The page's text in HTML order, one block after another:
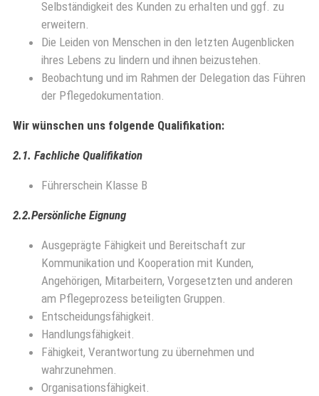
Selbständigkeit des Kunden zu erhalten und ggf. zu
erweitern.
Die Leiden von Menschen in den letzten Augenblicken
ihres Lebens zu lindern und ihnen beizustehen.
Beobachtung und im Rahmen der Delegation das Führen
der Pflegedokumentation.
Wir wünschen uns folgende Qualifikation:
2.1. Fachliche Qualifikation
Führerschein Klasse B
2.2.Persönliche Eignung
Ausgeprägte Fähigkeit und Bereitschaft zur
Kommunikation und Kooperation mit Kunden,
Angehörigen, Mitarbeitern, Vorgesetzten und anderen
am Pflegeprozess beteiligten Gruppen.
Entscheidungsfähigkeit.
Handlungsfähigkeit.
Fähigkeit, Verantwortung zu übernehmen und
wahrzunehmen.
Organisationsfähigkeit.